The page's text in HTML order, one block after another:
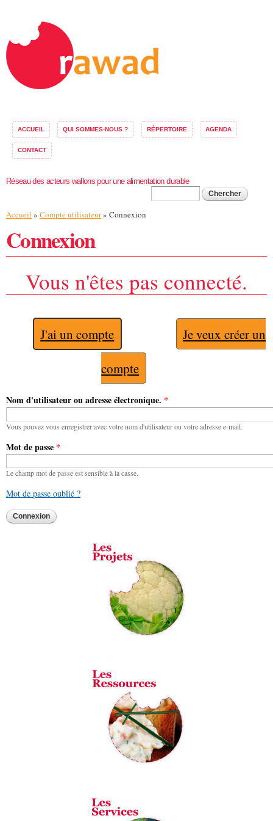
ACCUEIL QUI SOMMES-NOUS ? RÉPERTOIRE AGENDA
CONTACT
Réseau des acteurs wallons pour une alimentation durable
Formulaire de
Vous êtes ici
Accueil » Compte utilisateur» Connexion
Connexion
Vous n'êtes pas connecté.
J'ai un compte
Je veux créer un
compte
Nom d'utilisateur ou adresse électronique. *
Vous pouvez vous enregistrer avec votre nom d'utilisateur ou votre adresse e-mail.
Mot de passe *
Le champ mot de passe est sensible à la casse.
Mot de passe oublié ?